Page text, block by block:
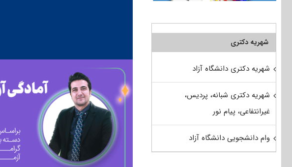
شهریه دکتری
شهریه دکتری دانشگاه آزاد
شهریه دکتری شبانه، پردیس،
غیرانتفاعی، پیام نور
وام دانشجویی دانشگاه آزاد